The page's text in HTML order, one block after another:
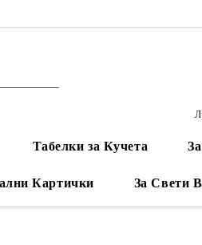
Табелки за Кучета
Картички За Свети